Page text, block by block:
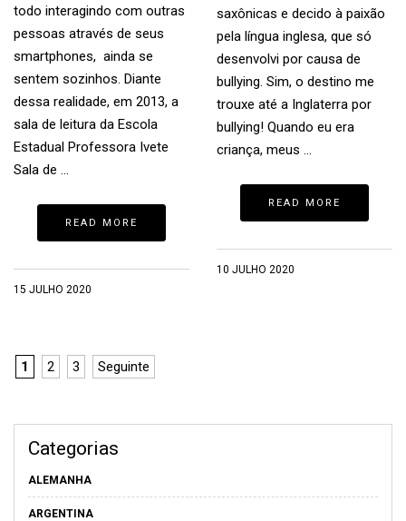
todo interagindo com outras
pessoas através de seus
smartphones, ainda se
sentem sozinhos. Diante
dessa realidade, em 2013, a
sala de leitura da Escola
Estadual Professora Ivete
Sala de …
READ MORE
15 JULHO 2020
saxônicas e decido à paixão
pela língua inglesa, que só
desenvolvi por causa de
bullying. Sim, o destino me
trouxe até a Inglaterra por
bullying! Quando eu era
criança, meus …
READ MORE
10 JULHO 2020
1 2 3 Seguinte
Categorias
ALEMANHA
ARGENTINA